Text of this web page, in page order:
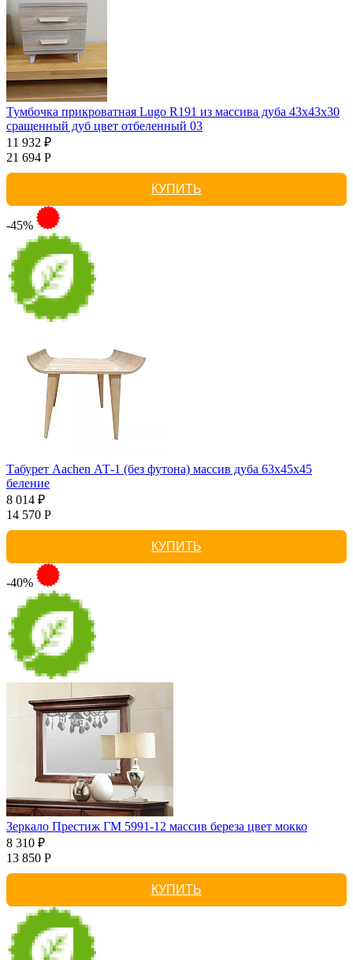
Тумбочка прикроватная Lugo R191 из массива дуба 43х43х30
сращенный дуб цвет отбеленный 03
11 932 ₽
21 694 Р
КУПИТЬ
-45%
Табурет Aachen АТ-1 (без футона) массив дуба 63х45х45
беление
8 014 ₽
14 570 Р
КУПИТЬ
-40%
Зеркало Престиж ГМ 5991-12 массив береза цвет мокко
8 310 ₽
13 850 Р
КУПИТЬ